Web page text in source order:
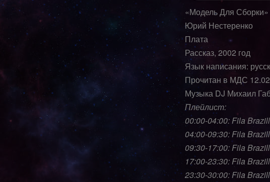
«Модель Для
Юрий Нестеренко
Плата
Рассказ, 2002 год
Язык написания:
Прочитан в МДС
Музыка DJ Михаил
Плейлист:
00:00-04:00: Fila
04:00-09:30: Fila
09:30-17:00: Fila
17:00-23:30: Fila
23:30-30:00: Fila